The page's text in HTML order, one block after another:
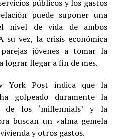
públicos y los gastos
puede suponer una
nivel de vida de ambos
su vez, la crisis económica
jóvenes a tomar la
lograr llegar a fin de mes.
York Post indica que la
golpeado duramente la
de los ‘millennials’ y la
buscan un «alma gemela
y otros gastos.